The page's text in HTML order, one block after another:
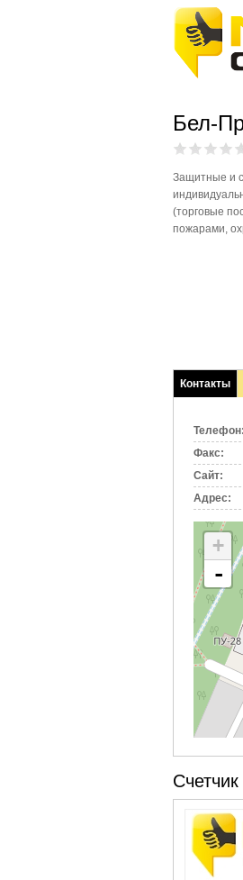
Бел-
Защитные и
(торговые
пожарами,
Контакты
(активная
Телефон:
Факс:
Сайт:
Адрес:
+
-